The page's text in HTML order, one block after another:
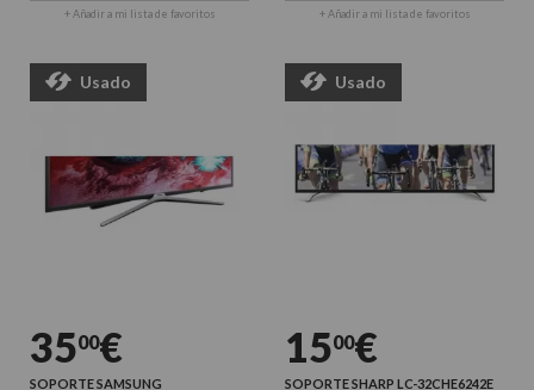
+ Añadir a mi lista de favoritos + Añadir a mi lista de favoritos
Usado
3500€
SOPORTE SAMSUNG
Usado
1500€
SOPORTE SHARP LC-32CHE6242E